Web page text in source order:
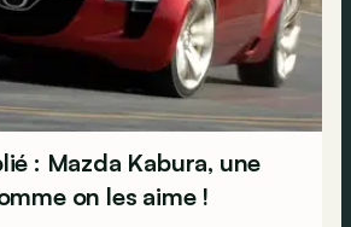
: Mazda Kabura, une
on les aime !